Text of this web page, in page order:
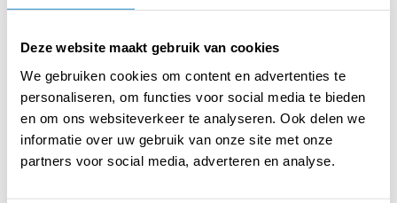
Deze website maakt gebruik van cookies
We gebruiken cookies om content en advertenties te
personaliseren, om functies voor social media te bieden
en om ons websiteverkeer te analyseren. Ook delen we
informatie over uw gebruik van onze site met onze
partners voor social media, adverteren en analyse.
Alle doping in de
sport moet legaal
worden